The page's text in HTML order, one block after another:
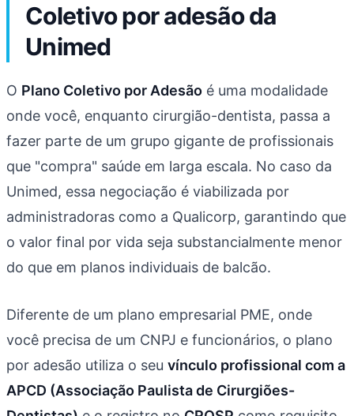
Coletivo por adesão da
Unimed
O Plano Coletivo por Adesão é uma modalidade
onde você, enquanto cirurgião-dentista, passa a
fazer parte de um grupo gigante de profissionais
que "compra" saúde em larga escala. No caso da
Unimed, essa negociação é viabilizada por
administradoras como a Qualicorp, garantindo que
o valor final por vida seja substancialmente menor
do que em planos individuais de balcão.
Diferente de um plano empresarial PME, onde
você precisa de um CNPJ e funcionários, o plano
por adesão utiliza o seu vínculo profissional com a
APCD (Associação Paulista de Cirurgiões-